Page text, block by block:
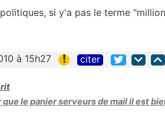
si y'a pas le terme
à 15h27 ! citer
que le panier serveurs de mail il est